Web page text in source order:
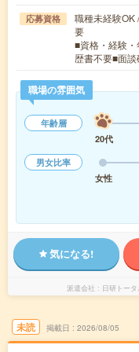
応募資格
職種未経験OK
要
■資格・経験
歴書不要■面
職場の雰囲気
年齢層
20代
男女比率
女性
気になる!
派遣会社 日研トー
未読 掲載日 2026/08/05